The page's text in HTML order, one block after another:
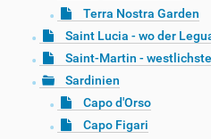
Terra Nostra Garden
Saint Lucia - wo der
Saint-Martin -
Sardinien
Capo d'Orso
Capo Figari